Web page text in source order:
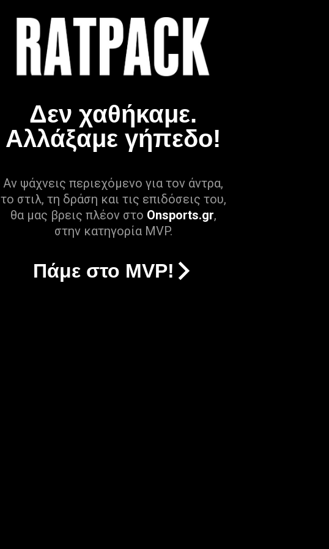
Δεν χαθήκαμε.
Αλλάξαμε γήπεδο!
Αν ψάχνεις περιεχόμενο για τον άντρα,
το στιλ, τη δράση και τις επιδόσεις του,
θα μας βρεις πλέον στο Onsports.gr,
στην κατηγορία MVP.
Πάμε στο MVP!